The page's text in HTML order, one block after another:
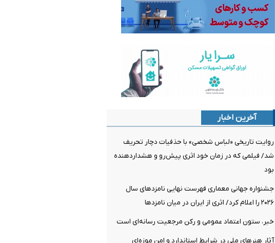
آخرین اخبار
روایت تاریخی «لباس شخصی» با حذفیات دچار تحریف
شد/ فیلمی که در زمان خود اثری پیش‌رو و هشداردهنده
بود
جشنواره جهانی معماری فهرست نهایی نامزدهای سال
۲۰۲۶ را اعلام کرد/ اثری از ایران در میان نامزدها
خبر، ستون اعتماد عمومی و رکن مرجعیت رسانه‌ای است
آثار هنرهای ملی در شرایط استاندارد و امن موزه‌ای